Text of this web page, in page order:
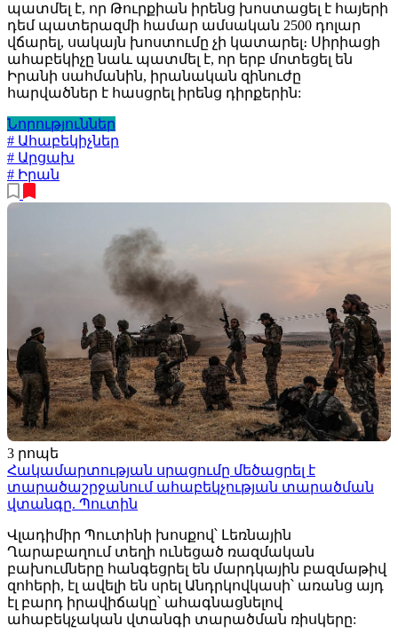
պատմել է, որ Թուրքիան իրենց խոստացել է հայերի
դեմ պատերազմի համար ամսական 2500 դոլար
վճարել, սակայն խոստումը չի կատարել։ Սիրիացի
ահաբեկիչը նաև պատմել է, որ երբ մոտեցել են
Իրանի սահմանին, իրանական զինուժը
հարվածներ է հասցրել իրենց դիրքերին:
Նորություններ
# Ահաբեկիչներ
# Արցախ
# Իրան
3 րոպե
Հակամարտության սրացումը մեծացրել է
տարածաշրջանում ահաբեկչության տարածման
վտանգը. Պուտին
Վլադիմիր Պուտինի խոսքով՝ Լեռնային
Ղարաբաղում տեղի ունեցած ռազմական
բախումները հանգեցրել են մարդկային բազմաթիվ
զոհերի, էլ ավելի են սրել Անդրկովկասի՝ առանց այդ
էլ բարդ իրավիճակը՝ ահագնացնելով
ահաբեկչական վտանգի տարածման ռիսկերը: